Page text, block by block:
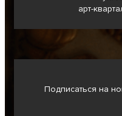
арт-
Подписаться на